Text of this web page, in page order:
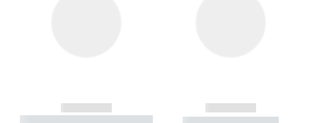
------------
----------- ----------- --------
------------